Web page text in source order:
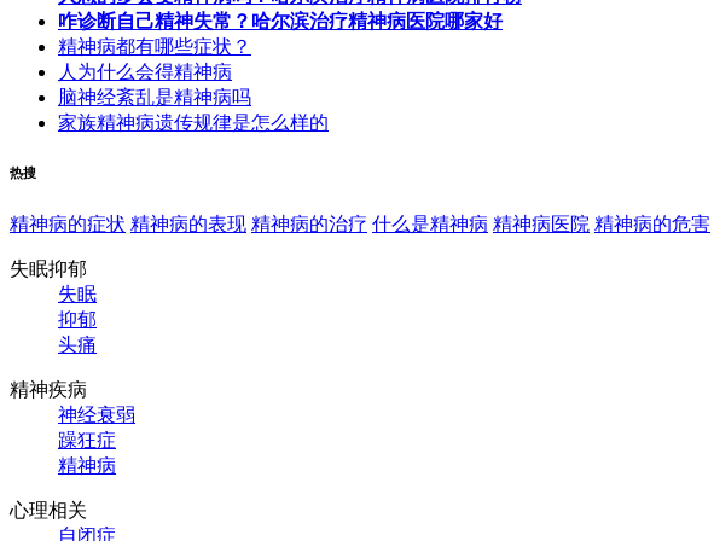
咋诊断自己精神失常？哈尔滨治疗精神病医院哪家好
精神病都有哪些症状？
人为什么会得精神病
脑神经紊乱是精神病吗
家族精神病遗传规律是怎么样的
热搜
精神病的症状 精神病的表现 精神病的治疗 什么是精神病 精神病医院 精神病的危害
失眠抑郁
失眠
抑郁
头痛
精神疾病
神经衰弱
躁狂症
精神病
心理相关
自闭症